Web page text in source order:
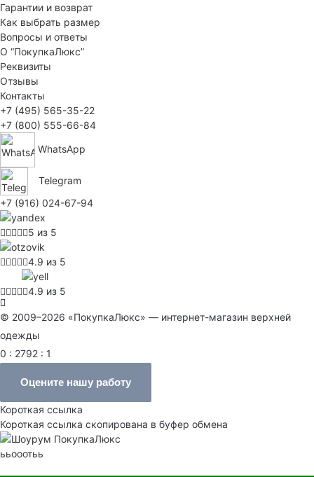
Гарантии и возврат
Как выбрать размер
Вопросы и ответы
О “ПокупкаЛюкс”
Реквизиты
Отзывы
Контакты
+7 (495) 565-35-22
+7 (800) 555-66-84
WhatsApp
Telegram
+7 (916) 024-67-94
5 из 5
4.9 из 5
4.9 из 5
© 2009–2026 «ПокупкаЛюкс» — интернет-магазин верхней
одежды
0 : 2792 : 1
Оцените нашу работу
Короткая ссылка
Короткая ссылка скопирована в буфер обмена
ььооотьь